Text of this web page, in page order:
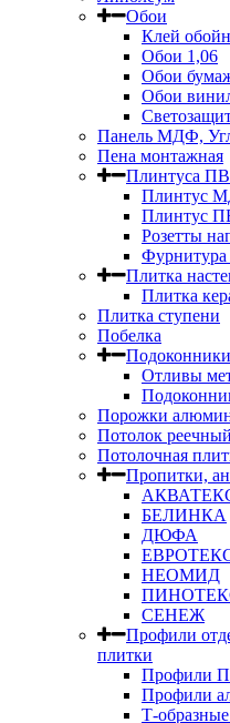
Обои
Клей
Обои 1,06
Обои
Обои
Панель МДФ,
Пена монтажная
Плинтуса
Плинтус
Плинтус
Розетты
Плитка
Плитка
Плитка ступени
Побелка
Отливы
Порожки
Потолок реечный
Потолочная
Пропитки,
БЕЛИНКА
ДЮФА
НЕОМИД
СЕНЕЖ
Профили
плитки
Профили
Профили
Т-